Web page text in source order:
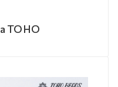
TOHO